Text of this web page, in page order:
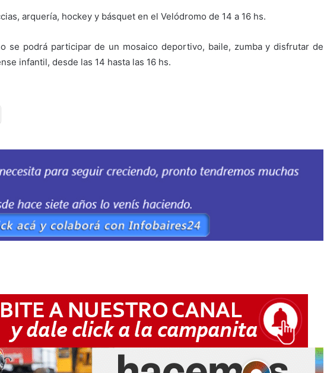
arquería, hockey y básquet en el Velódromo de 14 a 16 hs.
se podrá participar de un mosaico deportivo, baile, zumba y disfrutar de
infantil, desde las 14 hasta las 16 hs.